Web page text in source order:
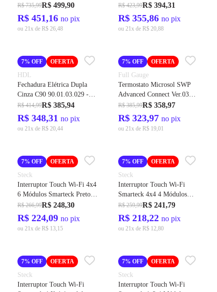
R$ 735,99R$ 499,90
R$ 451,16 no pix
ou 21x de R$ 26,48
R$ 423,99R$ 394,31
R$ 355,86 no pix
ou 21x de R$ 20,88
7% OFF OFERTA
HDL
Fechadura Elétrica Dupla
Cinza C90 90.01.03.029 -
HDL
R$ 414,99R$ 385,94
R$ 348,31 no pix
ou 21x de R$ 20,44
7% OFF OFERTA
Full Gauge
Termostato Microsol SWP
Advanced Connect Ver.03
230VAC CRTL Temperatura
- Full Gauge
R$ 385,99R$ 358,97
R$ 323,97 no pix
ou 21x de R$ 19,01
7% OFF OFERTA
Steck
Interruptor Touch Wi-Fi 4x4
6 Módulos Smarteck Preto
Cód. SMCI6PS2 – Steck
R$ 266,99R$ 248,30
R$ 224,09 no pix
ou 21x de R$ 13,15
7% OFF OFERTA
Steck
Interruptor Touch Wi-Fi
Smarteck 4x4 4 Módulos
Branco Cód. SMCI4BS2 –
Steck
R$ 259,99R$ 241,79
R$ 218,22 no pix
ou 21x de R$ 12,80
7% OFF OFERTA
Steck
Interruptor Touch Wi-Fi
7% OFF OFERTA
Steck
Interruptor Touch Wi-Fi